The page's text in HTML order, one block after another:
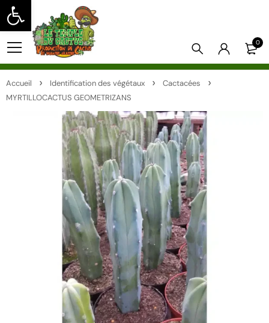
0
Accueil Identification des végétaux
Cactacées
MYRTILLOCACTUS GEOMETRIZANS
Ouvrir la barre d’outils